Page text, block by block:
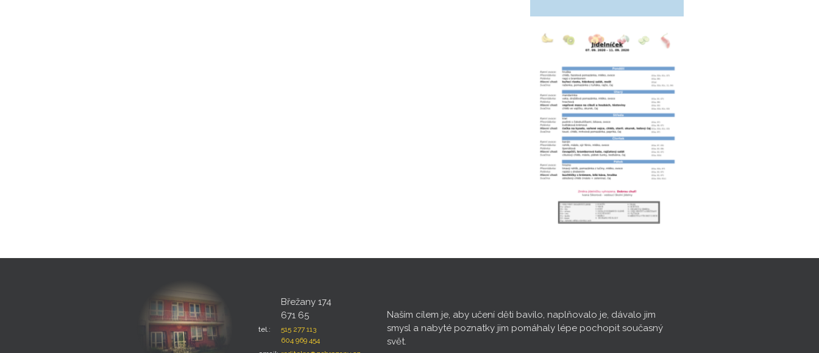
Břežany 174
671 65
tel.:
515 277 113
604 969 454
Naším cílem je, aby učení děti bavilo, naplňovalo je, dávalo jim
smysl a nabyté poznatky jim pomáhaly lépe pochopit současný
svět.